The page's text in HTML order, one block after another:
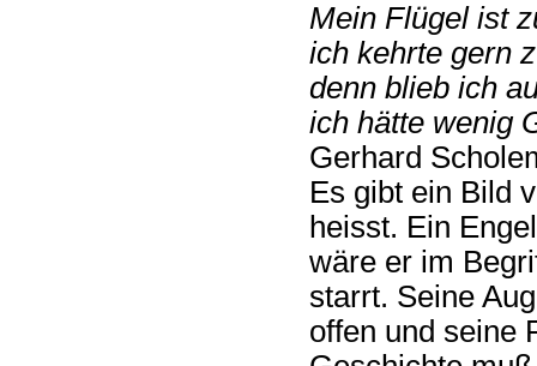
Mein Flügel ist
ich kehrte gern
denn blieb ich
ich hätte wenig
Gerhard
Es gibt ein Bild
heisst. Ein
wäre er im
starrt. Seine
offen und seine